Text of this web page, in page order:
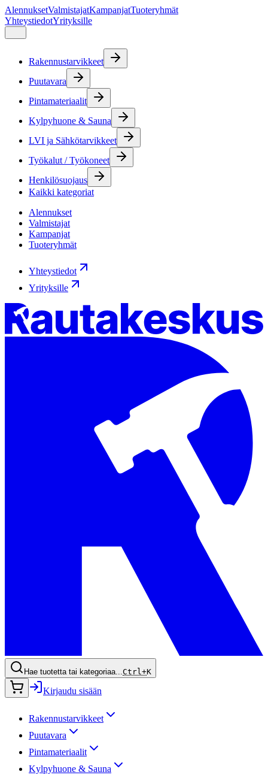
AlennuksetValmistajatKampanjatTuoteryhmät
YhteystiedotYrityksille
Rakennustarvikkeet
Puutavara
Pintamateriaalit
Kylpyhuone & Sauna
LVI ja Sähkötarvikkeet
Työkalut / Työkoneet
Henkilösuojaus
Kaikki kategoriat
Alennukset
Valmistajat
Kampanjat
Tuoteryhmät
Yhteystiedot
Yrityksille
Hae tuotetta tai kategoriaa...Ctrl+K
Kirjaudu sisään
Rakennustarvikkeet
Puutavara
Pintamateriaalit
Kylpyhuone & Sauna